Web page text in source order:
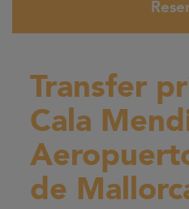
Transfer
Cala
de